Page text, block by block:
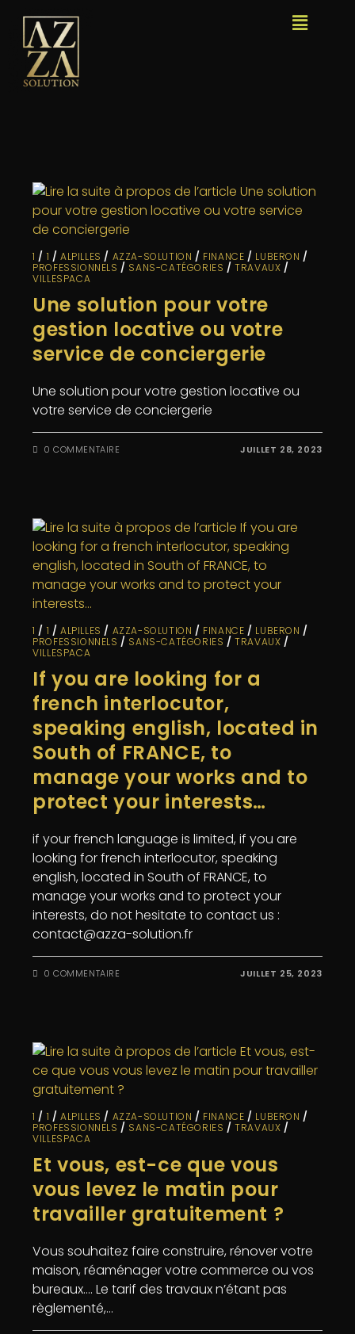
1 / 1 /ALPILLES / AZZA-SOLUTION / FINANCE / LUBERON /
PROFESSIONNELS / SANS-CATÉGORIES /TRAVAUX /
VILLESPACA
Une solution pour votre
gestion locative ou votre
service de conciergerie
Une solution pour votre gestion locative ou
votre service de conciergerie
0 COMMENTAIRE JUILLET 28, 2023
1 / 1 /ALPILLES / AZZA-SOLUTION / FINANCE / LUBERON /
PROFESSIONNELS / SANS-CATÉGORIES /TRAVAUX /
VILLESPACA
If you are looking for a
french interlocutor,
speaking english, located in
South of FRANCE, to
manage your works and to
protect your interests…
if your french language is limited, if you are
looking for french interlocutor, speaking
english, located in South of FRANCE, to
manage your works and to protect your
interests, do not hesitate to contact us :
contact@azza-solution.fr
0 COMMENTAIRE JUILLET 25, 2023
1 / 1 /ALPILLES / AZZA-SOLUTION / FINANCE / LUBERON /
PROFESSIONNELS / SANS-CATÉGORIES /TRAVAUX /
VILLESPACA
Et vous, est-ce que vous
vous levez le matin pour
travailler gratuitement ?
Vous souhaitez faire construire, rénover votre
maison, réaménager votre commerce ou vos
bureaux…. Le tarif des travaux n’étant pas
règlementé,…